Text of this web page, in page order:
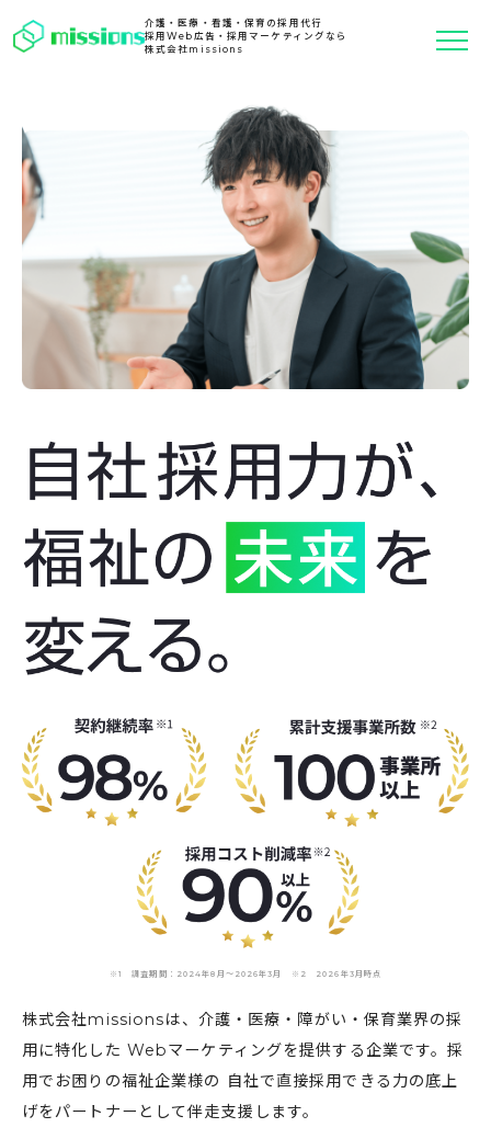
介護・医療・看護・保育の採用代行
採用Web広告・採用マーケティングなら
株式会社missions
株式会社missionsは、介護・医療・障がい・保育業界の採
用に特化した Webマーケティングを提供する企業です。採
用でお困りの福祉企業様の 自社で直接採用できる力の底上
げをパートナーとして伴走支援します。
※1 調査期間：2024年8月〜2026年3月 ※2 2026年3月時点